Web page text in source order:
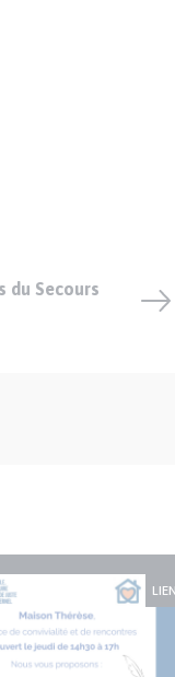
du Secours